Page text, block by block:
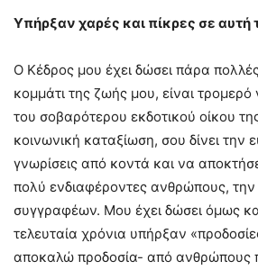
Υπήρξαν χαρές και πίκρες σε αυτή
Ο Κέδρος μου έχει δώσει πάρα
κομμάτι της ζωής μου, είναι τρομερό
του σοβαρότερου εκδοτικού οίκου
κοινωνική καταξίωση, σου δίνει την
γνωρίσεις από κοντά και να
πολύ ενδιαφέροντες ανθρώπους,
συγγραφέων. Μου έχει δώσει όμως
τελευταία χρόνια υπήρξαν
αποκαλώ προδοσία- από ανθρώπους